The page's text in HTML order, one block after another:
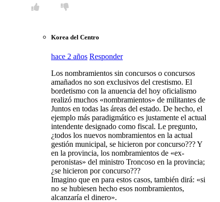
Korea del Centro
hace 2 años Responder
Los nombramientos sin concursos o concursos
amañados no son exclusivos del crestismo. El
bordetismo con la anuencia del hoy oficialismo
realizó muchos «nombramientos» de militantes de
Juntos en todas las áreas del estado. De hecho, el
ejemplo más paradigmático es justamente el actual
intendente designado como fiscal. Le pregunto,
¿todos los nuevos nombramientos en la actual
gestión municipal, se hicieron por concurso??? Y
en la provincia, los nombramientos de «ex-
peronistas» del ministro Troncoso en la provincia;
¿se hicieron por concurso???
Imagino que en para estos casos, también dirá: «si
no se hubiesen hecho esos nombramientos,
alcanzaría el dinero».